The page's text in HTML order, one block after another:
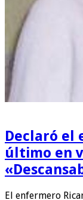
Declaró el
último en
El enfermero